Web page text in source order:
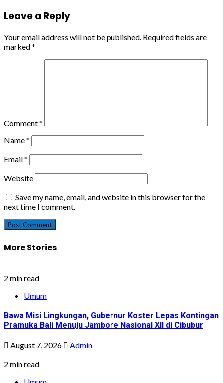
Leave a Reply
Your email address will not be published. Required fields are
marked*
Comment*
Name*
Email*
Website
Save my name, email, and website in this browser for the
next time I comment.
More Stories
2 min read
Umum
Bawa Misi Lingkungan, Gubernur Koster Lepas Kontingan
Pramuka Bali Menuju Jambore Nasional XII di Cibubur
August 7, 2026
Admin
2 min read